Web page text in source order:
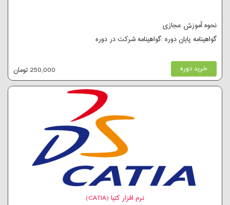
نحوه آموزش :مجازی
گواهینامه پایان دوره :گواهینامه شرکت در دوره
خرید دوره 250,000 تومان
نرم افزار کتیا (CATIA)